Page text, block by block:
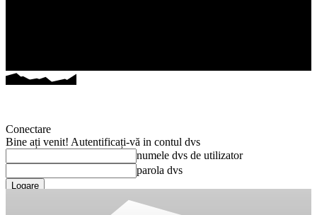
Conectare
Bine ați venit! Autentificați-vă in contul dvs
numele dvs de utilizator
parola dvs
Ați uitat parola? obține ajutor